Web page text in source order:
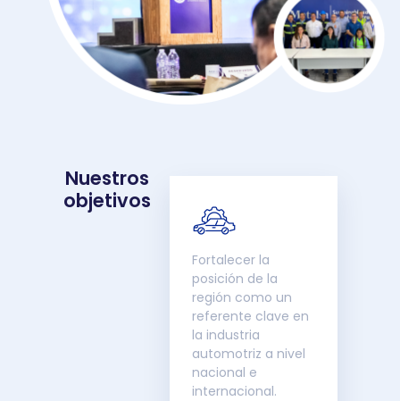
Nuestros
objetivos
Fortalecer la
posición de la
región como un
referente clave en
la industria
automotriz a nivel
nacional e
internacional.